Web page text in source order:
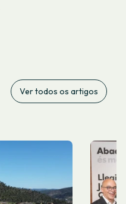
Ver todos os artigos